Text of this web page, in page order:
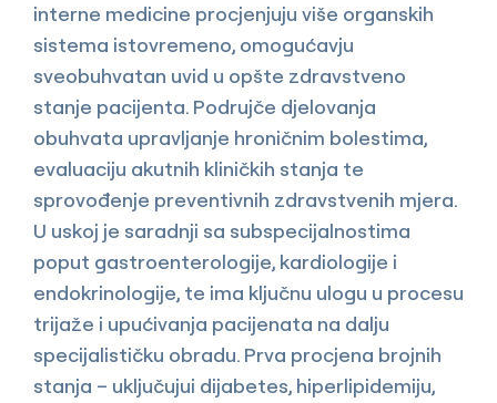
interne medicine procjenjuju više organskih
sistema istovremeno, omogućavju
sveobuhvatan uvid u opšte zdravstveno
stanje pacijenta. Podrujče djelovanja
obuhvata upravljanje hroničnim bolestima,
evaluaciju akutnih kliničkih stanja te
sprovođenje preventivnih zdravstvenih mjera.
U uskoj je saradnji sa subspecijalnostima
poput gastroenterologije, kardiologije i
endokrinologije, te ima ključnu ulogu u procesu
trijaže i upućivanja pacijenata na dalju
specijalističku obradu. Prva procjena brojnih
stanja – uključujui dijabetes, hiperlipidemiju,